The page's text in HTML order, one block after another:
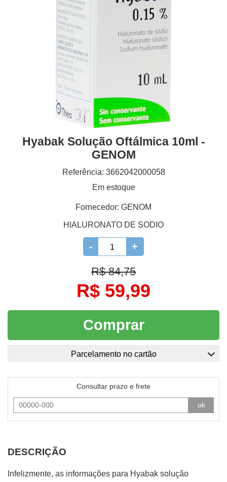
Hyabak Solução Oftálmica 10ml -
GENOM
Referência: 3662042000058
Em estoque
Fornecedor: GENOM
HIALURONATO DE SODIO
- +
R$ 84,75
R$ 59,99
Comprar
Parcelamento no cartão
Consultar prazo e frete
ok
DESCRIÇÃO
Infelizmente, as informações para Hyabak solução